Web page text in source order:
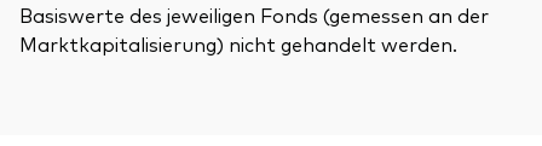
Basiswerte des jeweiligen Fonds (gemessen an der
Marktkapitalisierung) nicht gehandelt werden.